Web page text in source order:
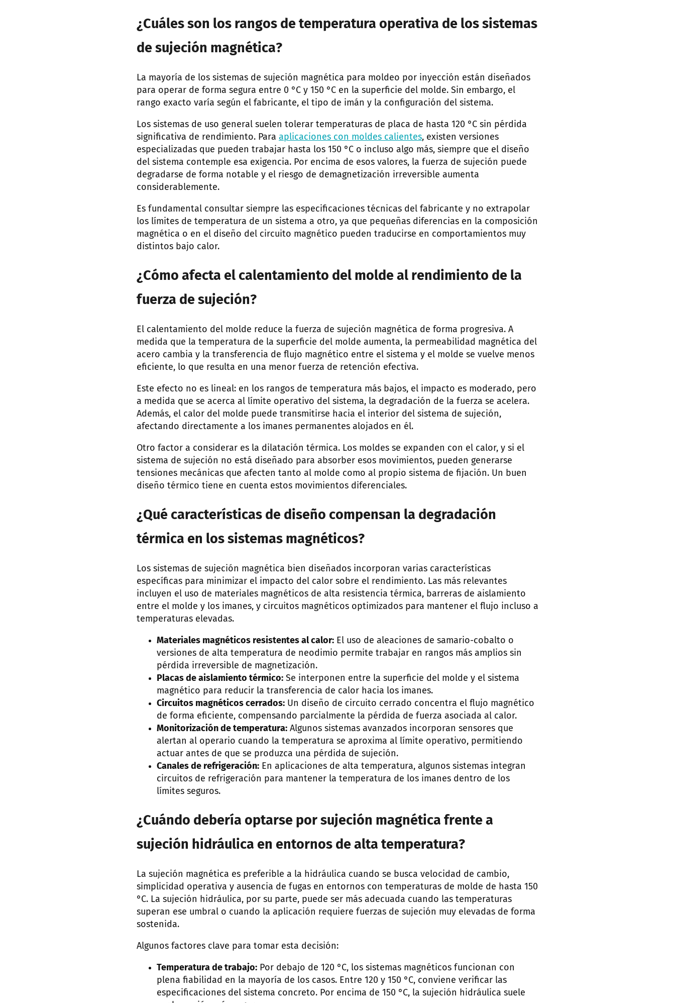
¿Cuáles son los rangos de temperatura operativa de los sistemas
de sujeción magnética?
La mayoría de los sistemas de sujeción magnética para moldeo por inyección están diseñados
para operar de forma segura entre 0 °C y 150 °C en la superficie del molde. Sin embargo, el
rango exacto varía según el fabricante, el tipo de imán y la configuración del sistema.
Los sistemas de uso general suelen tolerar temperaturas de placa de hasta 120 °C sin pérdida
significativa de rendimiento. Para aplicaciones con moldes calientes, existen versiones
especializadas que pueden trabajar hasta los 150 °C o incluso algo más, siempre que el diseño
del sistema contemple esa exigencia. Por encima de esos valores, la fuerza de sujeción puede
degradarse de forma notable y el riesgo de demagnetización irreversible aumenta
considerablemente.
Es fundamental consultar siempre las especificaciones técnicas del fabricante y no extrapolar
los límites de temperatura de un sistema a otro, ya que pequeñas diferencias en la composición
magnética o en el diseño del circuito magnético pueden traducirse en comportamientos muy
distintos bajo calor.
¿Cómo afecta el calentamiento del molde al rendimiento de la
fuerza de sujeción?
El calentamiento del molde reduce la fuerza de sujeción magnética de forma progresiva. A
medida que la temperatura de la superficie del molde aumenta, la permeabilidad magnética del
acero cambia y la transferencia de flujo magnético entre el sistema y el molde se vuelve menos
eficiente, lo que resulta en una menor fuerza de retención efectiva.
Este efecto no es lineal: en los rangos de temperatura más bajos, el impacto es moderado, pero
a medida que se acerca al límite operativo del sistema, la degradación de la fuerza se acelera.
Además, el calor del molde puede transmitirse hacia el interior del sistema de sujeción,
afectando directamente a los imanes permanentes alojados en él.
Otro factor a considerar es la dilatación térmica. Los moldes se expanden con el calor, y si el
sistema de sujeción no está diseñado para absorber esos movimientos, pueden generarse
tensiones mecánicas que afecten tanto al molde como al propio sistema de fijación. Un buen
diseño térmico tiene en cuenta estos movimientos diferenciales.
¿Qué características de diseño compensan la degradación
térmica en los sistemas magnéticos?
Los sistemas de sujeción magnética bien diseñados incorporan varias características
específicas para minimizar el impacto del calor sobre el rendimiento. Las más relevantes
incluyen el uso de materiales magnéticos de alta resistencia térmica, barreras de aislamiento
entre el molde y los imanes, y circuitos magnéticos optimizados para mantener el flujo incluso a
temperaturas elevadas.
Materiales magnéticos resistentes al calor: El uso de aleaciones de samario-cobalto o
versiones de alta temperatura de neodimio permite trabajar en rangos más amplios sin
pérdida irreversible de magnetización.
Placas de aislamiento térmico: Se interponen entre la superficie del molde y el sistema
magnético para reducir la transferencia de calor hacia los imanes.
Circuitos magnéticos cerrados: Un diseño de circuito cerrado concentra el flujo magnético
de forma eficiente, compensando parcialmente la pérdida de fuerza asociada al calor.
Monitorización de temperatura: Algunos sistemas avanzados incorporan sensores que
alertan al operario cuando la temperatura se aproxima al límite operativo, permitiendo
actuar antes de que se produzca una pérdida de sujeción.
Canales de refrigeración: En aplicaciones de alta temperatura, algunos sistemas integran
circuitos de refrigeración para mantener la temperatura de los imanes dentro de los
límites seguros.
¿Cuándo debería optarse por sujeción magnética frente a
sujeción hidráulica en entornos de alta temperatura?
La sujeción magnética es preferible a la hidráulica cuando se busca velocidad de cambio,
simplicidad operativa y ausencia de fugas en entornos con temperaturas de molde de hasta 150
°C. La sujeción hidráulica, por su parte, puede ser más adecuada cuando las temperaturas
superan ese umbral o cuando la aplicación requiere fuerzas de sujeción muy elevadas de forma
sostenida.
Algunos factores clave para tomar esta decisión:
Temperatura de trabajo: Por debajo de 120 °C, los sistemas magnéticos funcionan con
plena fiabilidad en la mayoría de los casos. Entre 120 y 150 °C, conviene verificar las
especificaciones del sistema concreto. Por encima de 150 °C, la sujeción hidráulica suele